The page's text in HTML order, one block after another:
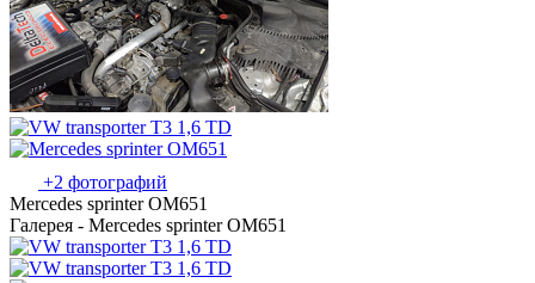
+2 фотографий
Mercedes sprinter OM651
Галерея - Mercedes sprinter OM651